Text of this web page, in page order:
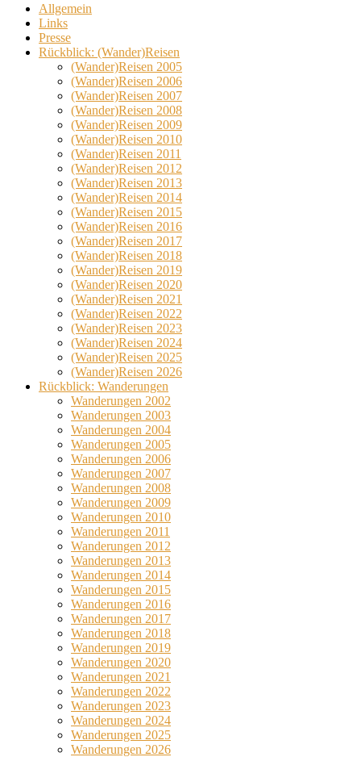
Allgemein
Links
Presse
Rückblick: (Wander)Reisen
(Wander)Reisen 2005
(Wander)Reisen 2006
(Wander)Reisen 2007
(Wander)Reisen 2008
(Wander)Reisen 2009
(Wander)Reisen 2010
(Wander)Reisen 2011
(Wander)Reisen 2012
(Wander)Reisen 2013
(Wander)Reisen 2014
(Wander)Reisen 2015
(Wander)Reisen 2016
(Wander)Reisen 2017
(Wander)Reisen 2018
(Wander)Reisen 2019
(Wander)Reisen 2020
(Wander)Reisen 2021
(Wander)Reisen 2022
(Wander)Reisen 2023
(Wander)Reisen 2024
(Wander)Reisen 2025
(Wander)Reisen 2026
Rückblick: Wanderungen
Wanderungen 2002
Wanderungen 2003
Wanderungen 2004
Wanderungen 2005
Wanderungen 2006
Wanderungen 2007
Wanderungen 2008
Wanderungen 2009
Wanderungen 2010
Wanderungen 2011
Wanderungen 2012
Wanderungen 2013
Wanderungen 2014
Wanderungen 2015
Wanderungen 2016
Wanderungen 2017
Wanderungen 2018
Wanderungen 2019
Wanderungen 2020
Wanderungen 2021
Wanderungen 2022
Wanderungen 2023
Wanderungen 2024
Wanderungen 2025
Wanderungen 2026